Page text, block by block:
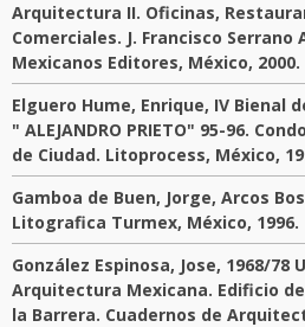
Arquitectura II. Oficinas,
Comerciales. J. Francisco
Mexicanos Editores, México, 2000.
Elguero Hume, Enrique, IV Bienal
" ALEJANDRO PRIETO" 95-96.
de Ciudad. Litoprocess, México,
Gamboa de Buen, Jorge, Arcos
Litografica Turmex, México, 1996.
González Espinosa, Jose, 1968/78
Arquitectura Mexicana. Edificio
la Barrera. Cuadernos de